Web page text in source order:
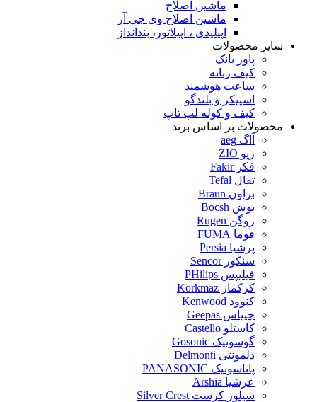
ماشین اصلاح
ماشین اصلاح وی جی آر
اپیلیدی ، اپیلاتور، بندانداز
سایر محصولات
پاور بانک
کیف زنانه
ساعت هوشمند
اسپیکر و بلندگو
کیف و کوله لپ تاپ
محصولات بر اساس برند
آاگ aeg
زیو ZIO
فکر Fakir
تفال Tefal
براون Braun
بوش Bocsh
روگن Rugen
فوما FUMA
پرشیا Persia
سنکور Sencor
فیلیپس PHilips
کرکماز Korkmaz
کنوود Kenwood
جیپاس Geepas
کاستلو Castello
گوسونیک Gosonic
دلمونتی Delmonti
پاناسونیک PANASONIC
عرشیا Arshia
سیلور کرست Silver Crest